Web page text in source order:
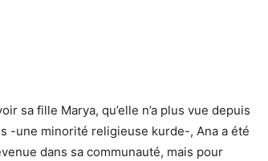
sa fille Marya, qu’elle n’a plus vue depuis
-une minorité religieuse kurde-, Ana a été
dans sa communauté, mais pour